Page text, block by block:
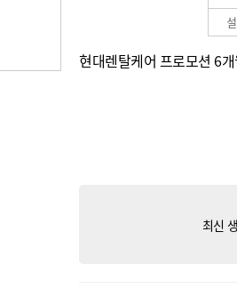
현대렌탈케어 프로모션 6
최신